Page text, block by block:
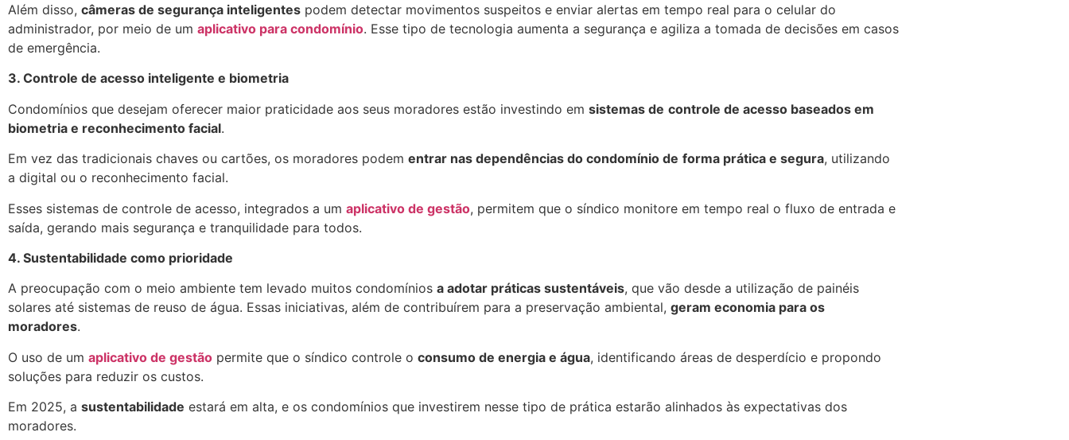
Além disso, câmeras de segurança inteligentes podem detectar movimentos suspeitos e enviar alertas em tempo real para o celular do
administrador, por meio de um aplicativo para condomínio. Esse tipo de tecnologia aumenta a segurança e agiliza a tomada de decisões em casos
de emergência.
3. Controle de acesso inteligente e biometria
Condomínios que desejam oferecer maior praticidade aos seus moradores estão investindo em sistemas de controle de acesso baseados em
biometria e reconhecimento facial.
Em vez das tradicionais chaves ou cartões, os moradores podem entrar nas dependências do condomínio de forma prática e segura, utilizando
a digital ou o reconhecimento facial.
Esses sistemas de controle de acesso, integrados a um aplicativo de gestão, permitem que o síndico monitore em tempo real o fluxo de entrada e
saída, gerando mais segurança e tranquilidade para todos.
4. Sustentabilidade como prioridade
A preocupação com o meio ambiente tem levado muitos condomínios a adotar práticas sustentáveis, que vão desde a utilização de painéis
solares até sistemas de reuso de água. Essas iniciativas, além de contribuírem para a preservação ambiental, geram economia para os
moradores.
O uso de um aplicativo de gestão permite que o síndico controle o consumo de energia e água, identificando áreas de desperdício e propondo
soluções para reduzir os custos.
Em 2025, a sustentabilidade estará em alta, e os condomínios que investirem nesse tipo de prática estarão alinhados às expectativas dos
moradores.